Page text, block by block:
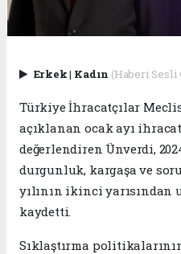
Erkek| Kadın (Haberi Sesli
Türkiye İhracatçılar
açıklanan ocak ayı
değerlendiren Ünverdi,
durgunluk, kargaşa ve
yılının ikinci yarısından
kaydetti.
Sıklaştırma